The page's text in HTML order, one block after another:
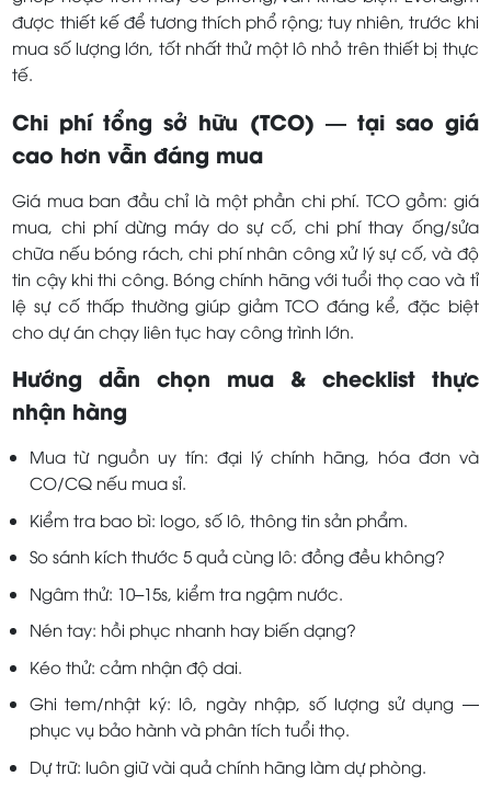
được thiết kế để tương thích phổ rộng; tuy nhiên, trước khi
mua số lượng lớn, tốt nhất thử một lô nhỏ trên thiết bị thực
tế.
Chi phí tổng sở hữu (TCO) — tại sao giá
cao hơn vẫn đáng mua
Giá mua ban đầu chỉ là một phần chi phí. TCO gồm: giá
mua, chi phí dừng máy do sự cố, chi phí thay ống/sửa
chữa nếu bóng rách, chi phí nhân công xử lý sự cố, và độ
tin cậy khi thi công. Bóng chính hãng với tuổi thọ cao và tỉ
lệ sự cố thấp thường giúp giảm TCO đáng kể, đặc biệt
cho dự án chạy liên tục hay công trình lớn.
Hướng dẫn chọn mua & checklist thực
nhận hàng
Mua từ nguồn uy tín: đại lý chính hãng, hóa đơn và
CO/CQ nếu mua sỉ.
Kiểm tra bao bì: logo, số lô, thông tin sản phẩm.
So sánh kích thước 5 quả cùng lô: đồng đều không?
Ngâm thử: 10–15s, kiểm tra ngậm nước.
Nén tay: hồi phục nhanh hay biến dạng?
Kéo thử: cảm nhận độ dai.
Ghi tem/nhật ký: lô, ngày nhập, số lượng sử dụng —
phục vụ bảo hành và phân tích tuổi thọ.
Dự trữ: luôn giữ vài quả chính hãng làm dự phòng.